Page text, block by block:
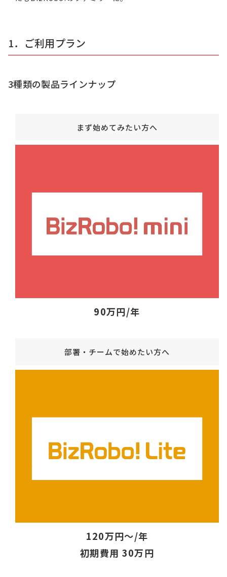
1．ご利用プラン
3種類の製品ラインナップ
まず始めてみたい方へ
90万円/年
部署・チームで始めたい方へ
120万円～/年
初期費用 30万円